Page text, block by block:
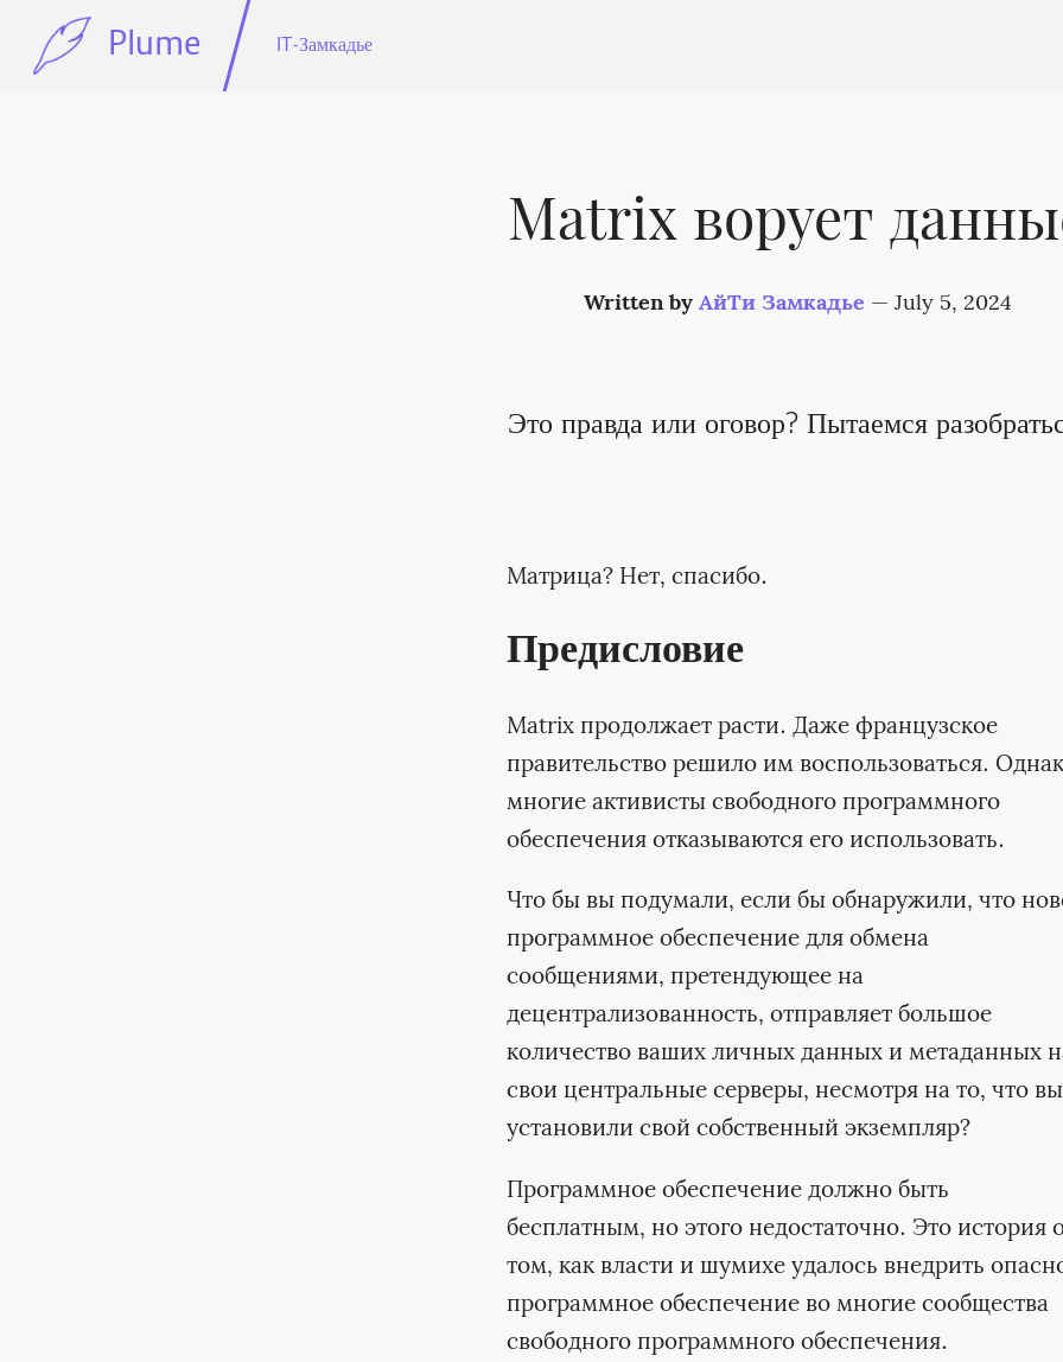
Plume IT-Замкадье
Matrix ворует
Written byАйТи Замкадье — July 5, 2024
Это правда или оговор? Пытаемся
Матрица? Нет, спасибо.
Предисловие
Matrix продолжает расти. Даже французское
правительство решило им воспользоваться.
многие активисты свободного программного
обеспечения отказываются его использовать.
Что бы вы подумали, если бы обнаружили, что
программное обеспечение для обмена
сообщениями, претендующее на
децентрализованность, отправляет большое
количество ваших личных данных и метаданных
свои центральные серверы, несмотря на то, что вы
установили свой собственный экземпляр?
Программное обеспечение должно быть
бесплатным, но этого недостаточно. Это история
том, как власти и шумихе удалось внедрить
программное обеспечение во многие сообщества
свободного программного обеспечения.